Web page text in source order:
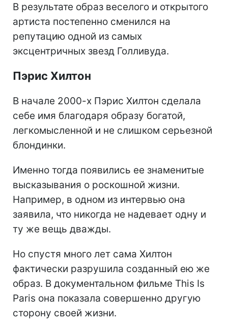
В результате образ веселого и открытого
артиста постепенно сменился на
репутацию одной из самых
эксцентричных звезд Голливуда.
Пэрис Хилтон
В начале 2000-х Пэрис Хилтон сделала
себе имя благодаря образу богатой,
легкомысленной и не слишком серьезной
блондинки.
Именно тогда появились ее знаменитые
высказывания о роскошной жизни.
Например, в одном из интервью она
заявила, что никогда не надевает одну и
ту же вещь дважды.
Но спустя много лет сама Хилтон
фактически разрушила созданный ею же
образ. В документальном фильме This Is
Paris она показала совершенно другую
сторону своей жизни.